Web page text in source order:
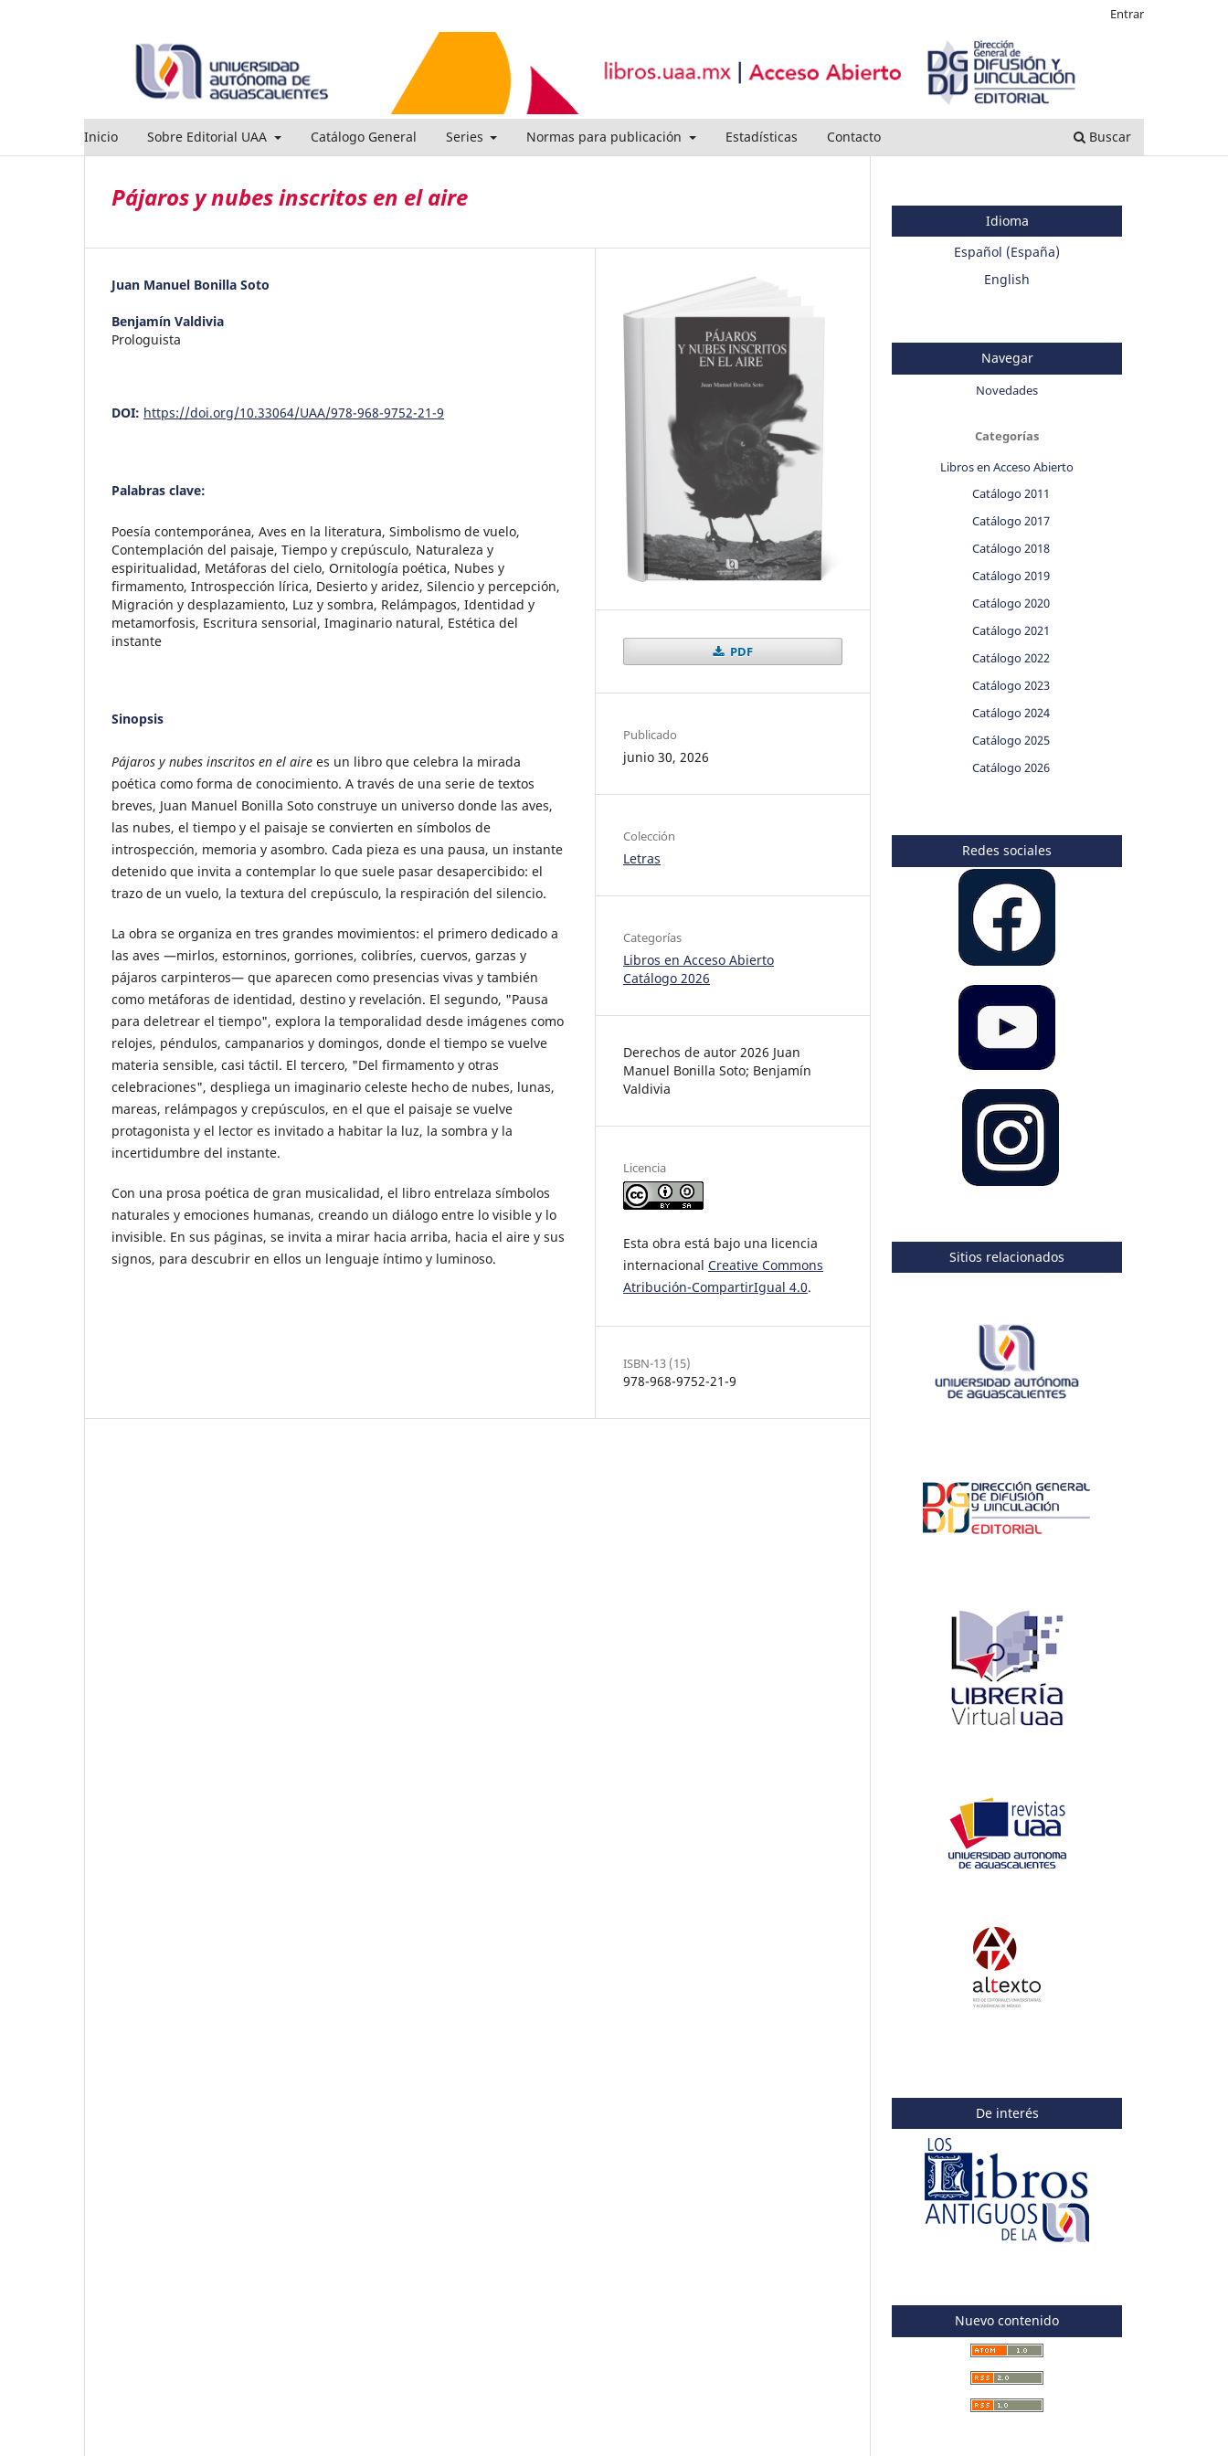
Inicio Sobre Editorial UAA Catálogo General Series Normas para publicación Estadísticas Contacto Buscar
Entrar
Pájaros y nubes inscritos en el aire
Juan Manuel Bonilla Soto
Benjamín Valdivia
Prologuista
DOI: https://doi.org/10.33064/UAA/978-968-9752-21-9
Palabras clave:
Poesía contemporánea, Aves en la literatura, Simbolismo de vuelo,
Contemplación del paisaje, Tiempo y crepúsculo, Naturaleza y
espiritualidad, Metáforas del cielo, Ornitología poética, Nubes y
firmamento, Introspección lírica, Desierto y aridez, Silencio y percepción,
Migración y desplazamiento, Luz y sombra, Relámpagos, Identidad y
metamorfosis, Escritura sensorial, Imaginario natural, Estética del
instante
Sinopsis
Pájaros y nubes inscritos en el aire es un libro que celebra la mirada
poética como forma de conocimiento. A través de una serie de textos
breves, Juan Manuel Bonilla Soto construye un universo donde las aves,
las nubes, el tiempo y el paisaje se convierten en símbolos de
introspección, memoria y asombro. Cada pieza es una pausa, un instante
detenido que invita a contemplar lo que suele pasar desapercibido: el
trazo de un vuelo, la textura del crepúsculo, la respiración del silencio.
La obra se organiza en tres grandes movimientos: el primero dedicado a
las aves —mirlos, estorninos, gorriones, colibríes, cuervos, garzas y
pájaros carpinteros— que aparecen como presencias vivas y también
como metáforas de identidad, destino y revelación. El segundo, "Pausa
para deletrear el tiempo", explora la temporalidad desde imágenes como
relojes, péndulos, campanarios y domingos, donde el tiempo se vuelve
materia sensible, casi táctil. El tercero, "Del firmamento y otras
celebraciones", despliega un imaginario celeste hecho de nubes, lunas,
mareas, relámpagos y crepúsculos, en el que el paisaje se vuelve
protagonista y el lector es invitado a habitar la luz, la sombra y la
incertidumbre del instante.
Con una prosa poética de gran musicalidad, el libro entrelaza símbolos
naturales y emociones humanas, creando un diálogo entre lo visible y lo
invisible. En sus páginas, se invita a mirar hacia arriba, hacia el aire y sus
signos, para descubrir en ellos un lenguaje íntimo y luminoso.
PDF
Publicado
junio 30, 2026
Colección
Letras
Categorías
Libros en Acceso Abierto
Catálogo 2026
Derechos de autor 2026 Juan
Manuel Bonilla Soto; Benjamín
Valdivia
Licencia
Esta obra está bajo una licencia
internacional Creative Commons
Atribución-CompartirIgual 4.0.
ISBN-13 (15)
978-968-9752-21-9
Idioma
Español (España)
English
Navegar
Novedades
Categorías
Libros en Acceso Abierto
Catálogo 2011
Catálogo 2017
Catálogo 2018
Catálogo 2019
Catálogo 2020
Catálogo 2021
Catálogo 2022
Catálogo 2023
Catálogo 2024
Catálogo 2025
Catálogo 2026
Redes sociales
Sitios relacionados
De interés
Nuevo contenido